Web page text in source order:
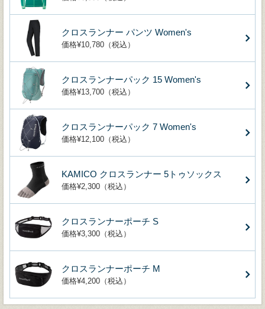
クロスランナー パンツ Women's
価格¥10,780（税込）
クロスランナーパック 15 Women's
価格¥13,700（税込）
クロスランナーパック 7 Women's
価格¥12,100（税込）
KAMICO クロスランナー 5トゥソックス
価格¥2,300（税込）
クロスランナーポーチ S
価格¥3,300（税込）
クロスランナーポーチ M
価格¥4,200（税込）